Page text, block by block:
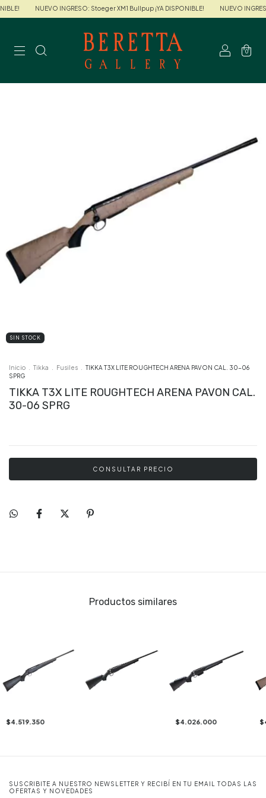
NUEVO INGRESO: Stoeger XM1 Bullpup ¡YA DISPONIBLE! NUEVO
0
SIN STOCK
Inicio Tikka Fusiles
TIKKA T3X LITE ROUGHTECH ARENA PAVON CAL. 30-06
SPRG
TIKKA T3X LITE ROUGHTECH ARENA PAVON CAL.
30-06 SPRG
Productos similares
$4.519.350 $4.026.000
SUSCRIBITE A NUESTRO NEWSLETTER Y RECIBÍ EN TU EMAIL TODAS LAS
OFERTAS Y NOVEDADES